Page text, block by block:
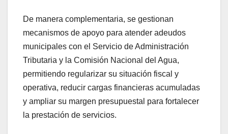
De manera complementaria, se gestionan
mecanismos de apoyo para atender adeudos
municipales con el Servicio de Administración
Tributaria y la Comisión Nacional del Agua,
permitiendo regularizar su situación fiscal y
operativa, reducir cargas financieras acumuladas
y ampliar su margen presupuestal para fortalecer
la prestación de servicios.